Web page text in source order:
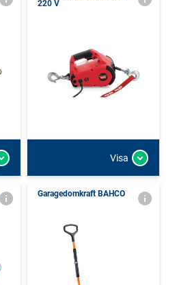
220 V
Visa
Garagedomkraft BAHCO